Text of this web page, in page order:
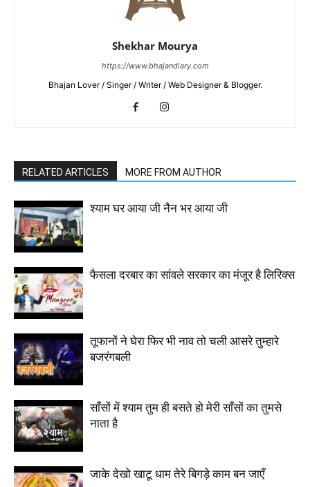
Shekhar Mourya
https://www.bhajandiary.com
Bhajan Lover / Singer / Writer / Web Designer & Blogger.
RELATED ARTICLES MORE FROM AUTHOR
श्याम घर आया जी नैन भर आया जी
फैसला दरबार का सांवले सरकार का मंजूर है लिरिक्स
तूफानों ने घेरा फिर भी नाव तो चली आसरे तुम्हारे
बजरंगबली
साँसों में श्याम तुम ही बसते हो मेरी साँसों का तुमसे
नाता है
जाके देखो खाटू धाम तेरे बिगड़े काम बन जाएँ